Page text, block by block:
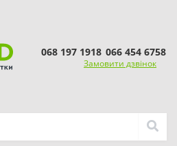
068 197 1918 066 454 6758
Замовити дзвінок